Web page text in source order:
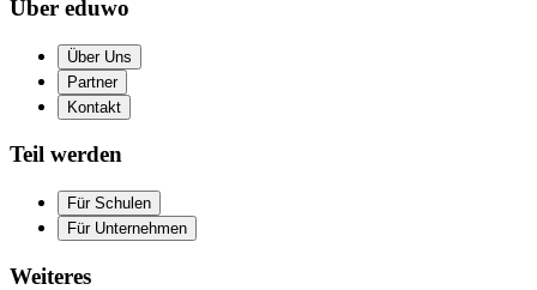
Über eduwo
Über Uns
Partner
Kontakt
Teil werden
Für Schulen
Für Unternehmen
Weiteres